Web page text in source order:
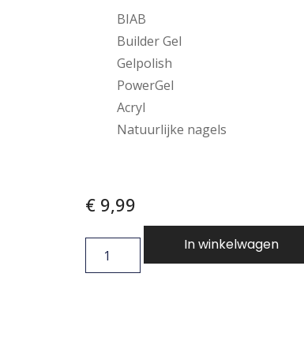
BIAB
Builder Gel
Gelpolish
PowerGel
Acryl
Natuurlijke nagels
€9,99
In winkelwagen